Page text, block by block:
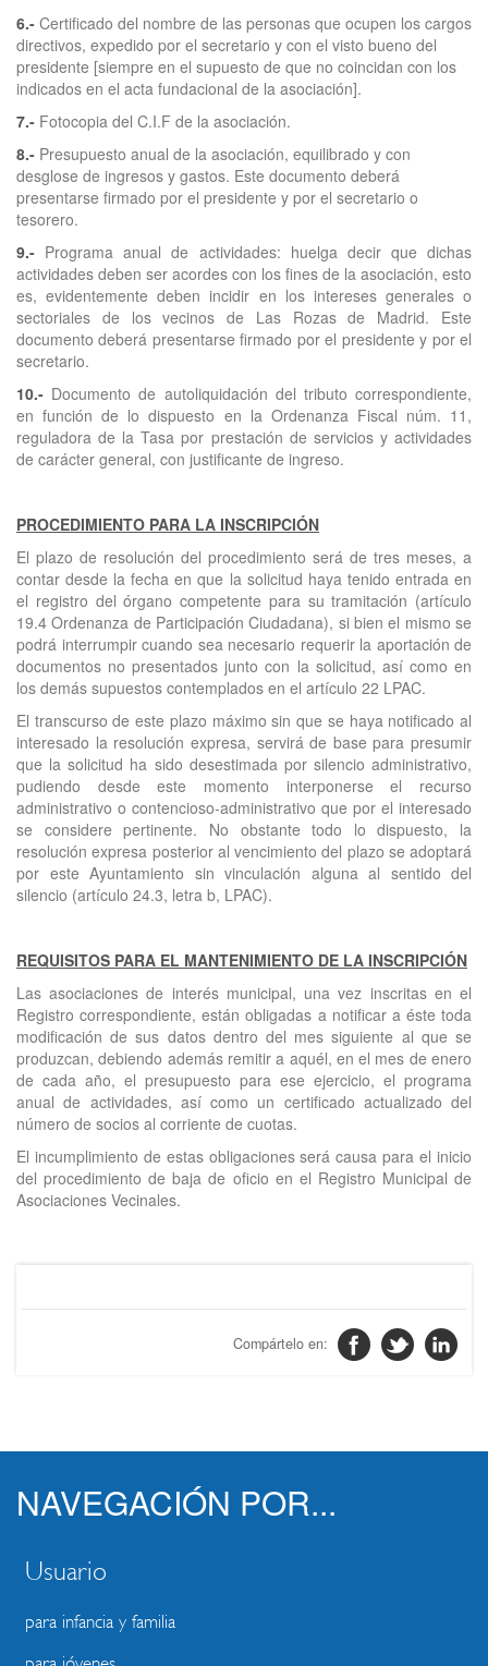
6.- Certificado del nombre de las personas que ocupen los cargos
directivos, expedido por el secretario y con el visto bueno del
presidente [siempre en el supuesto de que no coincidan con los
indicados en el acta fundacional de la asociación].
7.- Fotocopia del C.I.F de la asociación.
8.- Presupuesto anual de la asociación, equilibrado y con
desglose de ingresos y gastos. Este documento deberá
presentarse firmado por el presidente y por el secretario o
tesorero.
9.- Programa anual de actividades: huelga decir que dichas
actividades deben ser acordes con los fines de la asociación, esto
es, evidentemente deben incidir en los intereses generales o
sectoriales de los vecinos de Las Rozas de Madrid. Este
documento deberá presentarse firmado por el presidente y por el
secretario.
10.- Documento de autoliquidación del tributo correspondiente,
en función de lo dispuesto en la Ordenanza Fiscal núm. 11,
reguladora de la Tasa por prestación de servicios y actividades
de carácter general, con justificante de ingreso.
PROCEDIMIENTO PARA LA INSCRIPCIÓN
El plazo de resolución del procedimiento será de tres meses, a
contar desde la fecha en que la solicitud haya tenido entrada en
el registro del órgano competente para su tramitación (artículo
19.4 Ordenanza de Participación Ciudadana), si bien el mismo se
podrá interrumpir cuando sea necesario requerir la aportación de
documentos no presentados junto con la solicitud, así como en
los demás supuestos contemplados en el artículo 22 LPAC.
El transcurso de este plazo máximo sin que se haya notificado al
interesado la resolución expresa, servirá de base para presumir
que la solicitud ha sido desestimada por silencio administrativo,
pudiendo desde este momento interponerse el recurso
administrativo o contencioso-administrativo que por el interesado
se considere pertinente. No obstante todo lo dispuesto, la
resolución expresa posterior al vencimiento del plazo se adoptará
por este Ayuntamiento sin vinculación alguna al sentido del
silencio (artículo 24.3, letra b, LPAC).
REQUISITOS PARA EL MANTENIMIENTO DE LA INSCRIPCIÓN
Las asociaciones de interés municipal, una vez inscritas en el
Registro correspondiente, están obligadas a notificar a éste toda
modificación de sus datos dentro del mes siguiente al que se
produzcan, debiendo además remitir a aquél, en el mes de enero
de cada año, el presupuesto para ese ejercicio, el programa
anual de actividades, así como un certificado actualizado del
número de socios al corriente de cuotas.
El incumplimiento de estas obligaciones será causa para el inicio
del procedimiento de baja de oficio en el Registro Municipal de
Asociaciones Vecinales.
NAVEGACIÓN POR...
Usuario
para infancia y familia